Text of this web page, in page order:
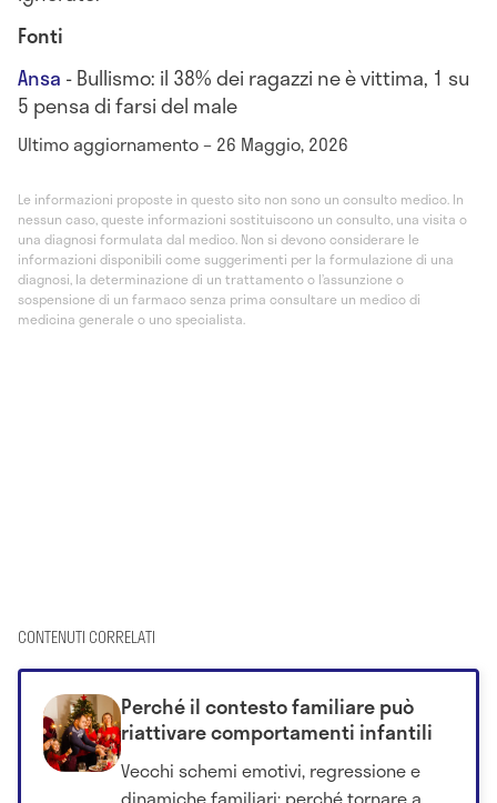
Fonti
Ansa - Bullismo: il 38% dei ragazzi ne è vittima, 1 su
5 pensa di farsi del male
Ultimo aggiornamento – 26 Maggio, 2026
Le informazioni proposte in questo sito non sono un consulto medico. In
nessun caso, queste informazioni sostituiscono un consulto, una visita o
una diagnosi formulata dal medico. Non si devono considerare le
informazioni disponibili come suggerimenti per la formulazione di una
diagnosi, la determinazione di un trattamento o l’assunzione o
sospensione di un farmaco senza prima consultare un medico di
medicina generale o uno specialista.
CONTENUTI CORRELATI
Perché il contesto familiare può
riattivare comportamenti infantili
Vecchi schemi emotivi, regressione e